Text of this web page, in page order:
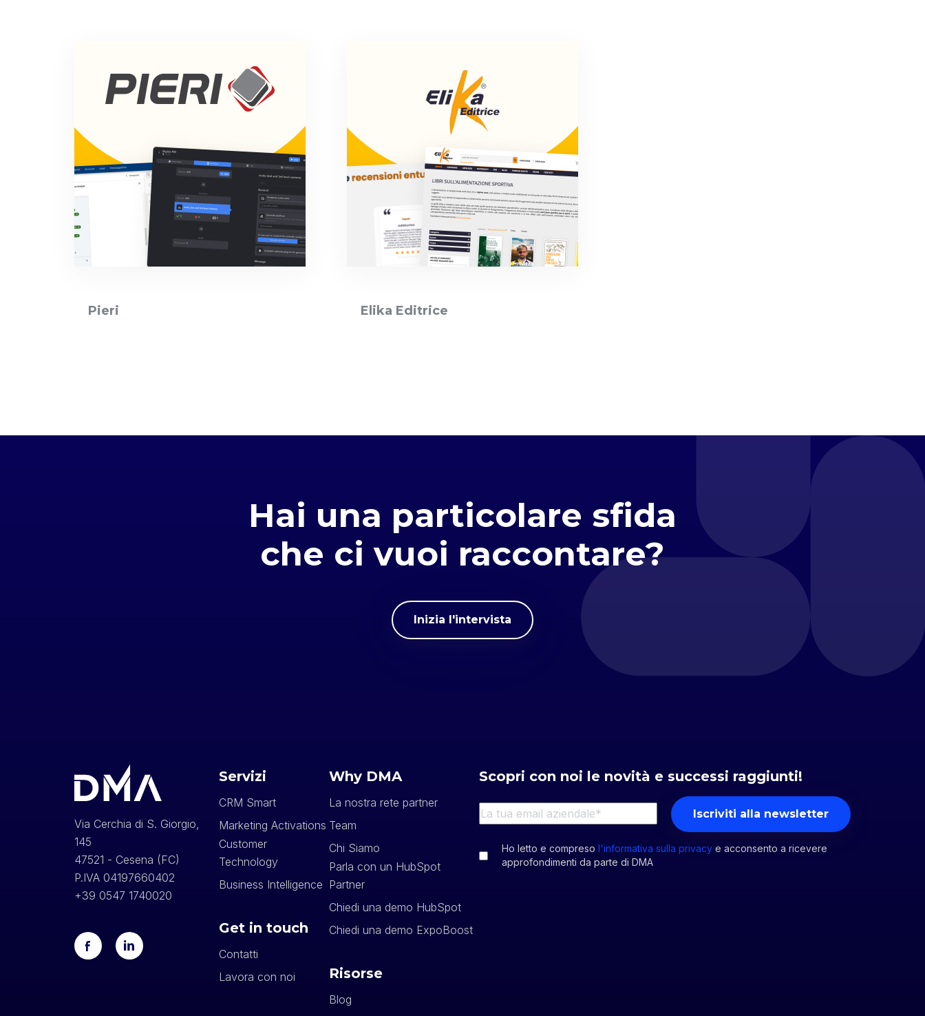
Pieri Elika Editrice
Hai una particolare sfida
che ci vuoi raccontare?
Inizia l'intervista
Via Cerchia di S. Giorgio,
145
47521 - Cesena (FC)
P.IVA 04197660402
+39 0547 1740020
Servizi
CRM Smart
Marketing Activations
Customer
Technology
Business Intelligence
Get in touch
Contatti
Lavora con noi
Why DMA
La nostra rete partner
Team
Chi Siamo
Parla con un HubSpot
Partner
Chiedi una demo HubSpot
Chiedi una demo ExpoBoost
Risorse
Blog
Scopri con noi le novità e successi raggiunti!
Ho letto e compreso l'informativa sulla privacye acconsento a ricevere
approfondimenti da parte di DMA*